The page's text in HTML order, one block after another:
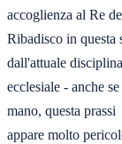
accoglienza al Re
Ribadisco in questa
dall'attuale disciplina
ecclesiale - anche
mano, questa prassi
appare molto